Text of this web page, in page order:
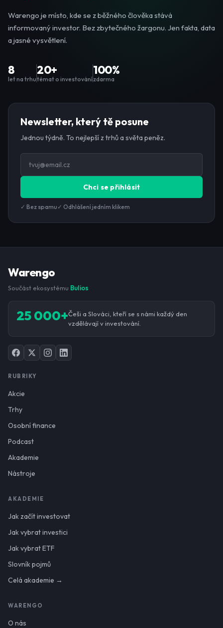
Warengo je místo, kde se z běžného člověka stává
informovaný investor. Bez zbytečného žargonu. Jen fakta, data
a jasné vysvětlení.
8
let na trhu
20+
témat o investování
100%
zdarma
Newsletter, který tě posune
Jednou týdně. To nejlepší z trhů a světa peněz.
Chci se přihlásit
✓ Bez spamu ✓ Odhlášení jedním klikem
Warengo
Součást ekosystému Bulios
25 000+Češi a Slováci, kteří se s námi každý den
vzdělávají v investování.
RUBRIKY
Akcie
Trhy
Osobní finance
Podcast
Akademie
Nástroje
AKADEMIE
Jak začít investovat
Jak vybrat investici
Jak vybrat ETF
Slovník pojmů
Celá akademie →
WARENGO
O nás